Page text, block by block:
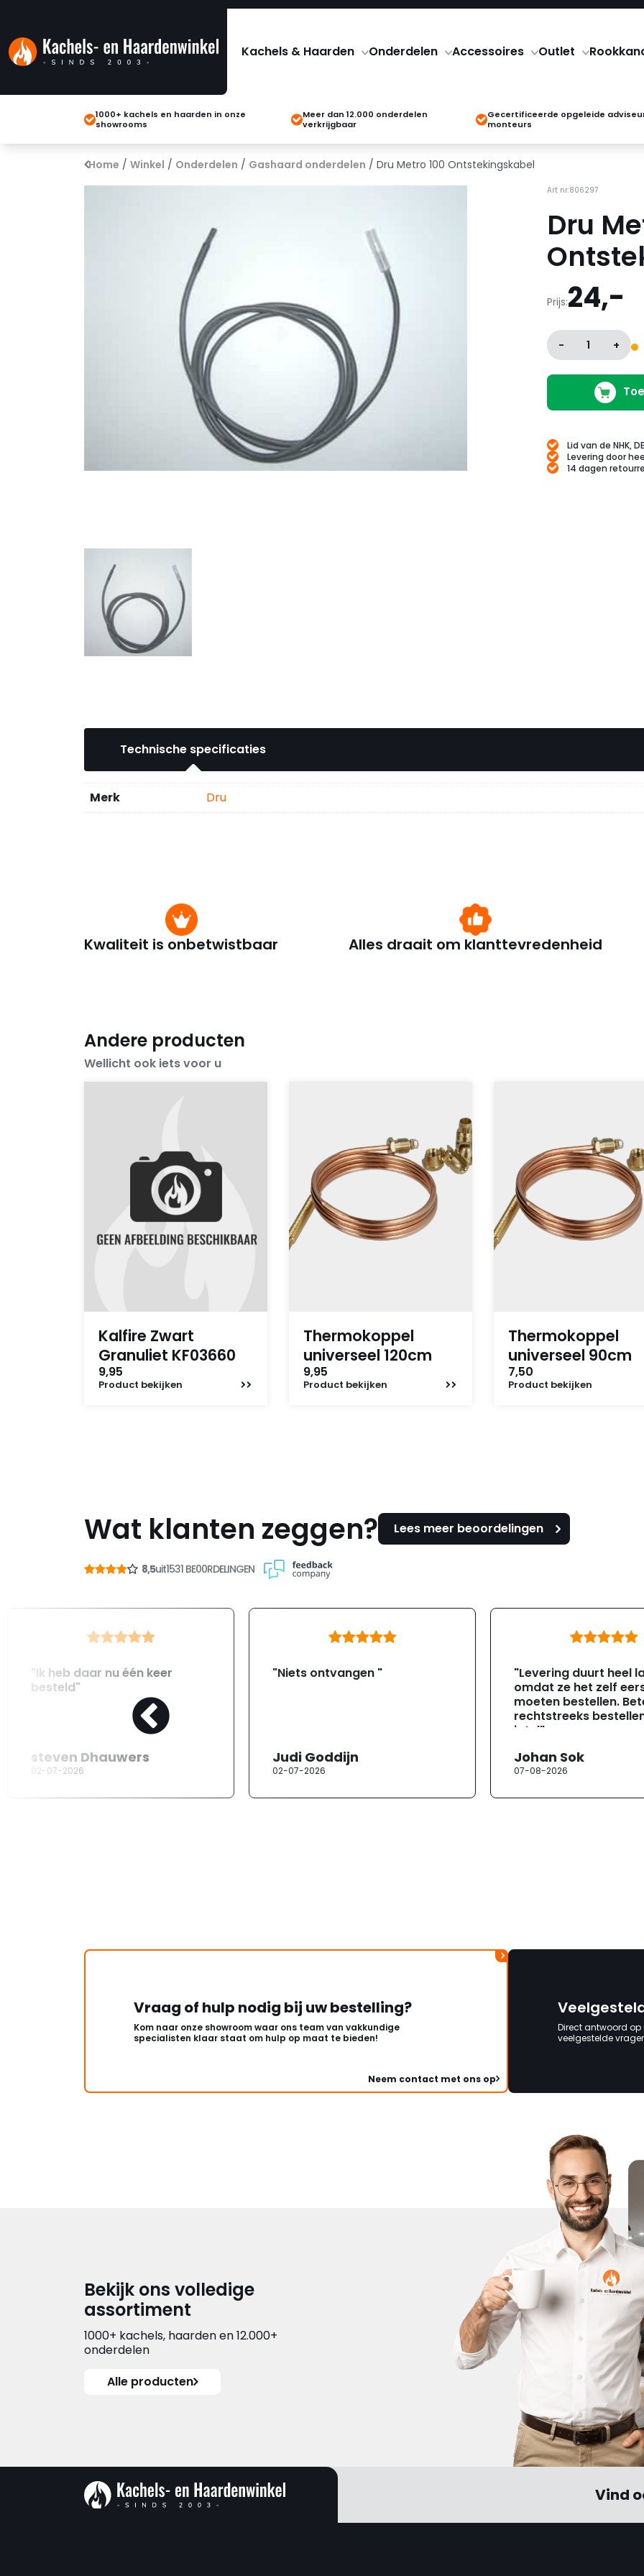
Kachels & Haarden Onderdelen Accessoires Outlet
1000+ kachels en haarden in onze
showrooms
Meer dan 12.000 onderdelen
verkrijgbaar
Gecertificeerde opgeleide
monteurs
Home / Winkel / Onderdelen / Gashaard onderdelen / Dru Metro 100 Ontstekingskabel
Art nr:806297
Dru
Prijs:24,-
- 1 +
Lid van de NHK,
Levering door
14 dagen
Technische specificaties
Merk Dru
Kwaliteit is onbetwistbaar Alles draait om klanttevredenheid
Andere producten
Wellicht ook iets voor u
Kalfire Zwart
Granuliet KF03660
9,95
Product bekijken
Thermokoppel
universeel 120cm
9,95
Product bekijken
Thermokoppel
universeel 90cm
7,50
Product bekijken
Wat klanten zeggen? Lees meer beoordelingen
8,5uit1531 BE00RDELINGEN
"Ik heb daar nu één keer
besteld"
steven Dhauwers
02-07-2026
"Niets ontvangen "
Judi Goddijn
02-07-2026
"Levering duurt heel
omdat ze het zelf
moeten bestellen.
rechtstreeks
jotul"
Johan Sok
07-08-2026
Vraag of hulp nodig bij uw bestelling?
Kom naar onze showroom waar ons team van vakkundige
specialisten klaar staat om hulp op maat te bieden!
Neem contact met ons op
Direct antwoord op
veelgestelde
Bekijk ons volledige
assortiment
1000+ kachels, haarden en 12.000+
onderdelen
Alle producten
Vind